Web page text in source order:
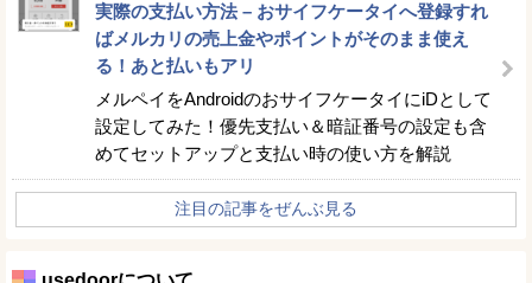
実際の支払い方法 – おサイフケータイへ登録すれ
ばメルカリの売上金やポイントがそのまま使え
る！あと払いもアリ
メルペイをAndroidのおサイフケータイにiDとして
設定してみた！優先支払い＆暗証番号の設定も含
めてセットアップと支払い時の使い方を解説
注目の記事をぜんぶ見る